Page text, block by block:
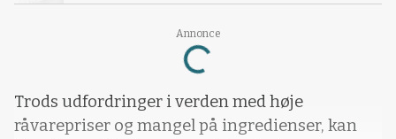
Annonce
Loading...
Trods udfordringer i verden med høje
råvarepriser og mangel på ingredienser, kan